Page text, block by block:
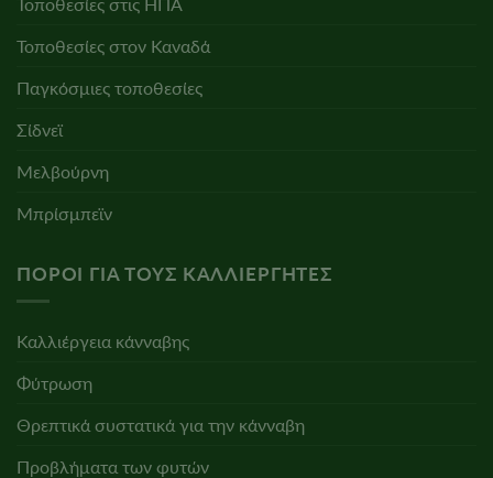
Τοποθεσίες στον Καναδά
Παγκόσμιες τοποθεσίες
Σίδνεϊ
Μελβούρνη
Μπρίσμπεϊν
ΠΌΡΟΙ ΓΙΑ ΤΟΥΣ ΚΑΛΛΙΕΡΓΗΤΈΣ
Καλλιέργεια κάνναβης
Φύτρωση
Θρεπτικά συστατικά για την κάνναβη
Προβλήματα των φυτών